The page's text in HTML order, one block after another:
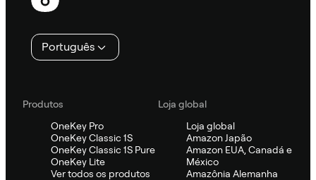
Português
Produtos
OneKey Pro
OneKey Classic 1S
OneKey Classic 1S Pure
OneKey Lite
Ver todos os produtos
Loja global
Loja global
Amazon Japão
Amazon EUA, Canadá e
México
Amazônia Alemanha